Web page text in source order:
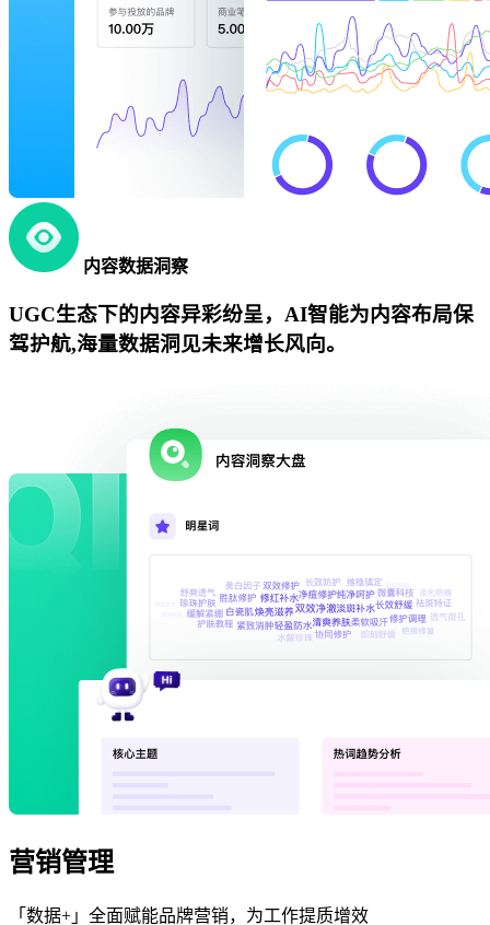
内容数据洞察
UGC生态下的内容异彩纷呈，AI智能为内容布局保
驾护航,海量数据洞见未来增长风向。
营销管理
「数据+」全面赋能品牌营销，为工作提质增效